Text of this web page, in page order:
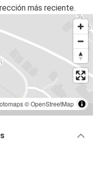
más reciente.
©OpenStreetMap